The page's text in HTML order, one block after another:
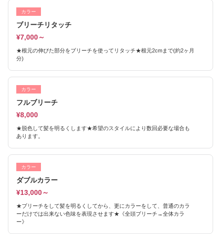
カラー
ブリーチリタッチ
¥7,000～
★根元の伸びた部分をブリーチを使ってリタッチ★根元2cmまで(約2ヶ月
分)
カラー
フルブリーチ
¥8,000
★脱色して髪を明るくします★希望のスタイルにより数回必要な場合も
あります。
カラー
ダブルカラー
¥13,000～
★ブリーチをして髪を明るくしてから、更にカラーをして、普通のカラ
ーだけでは出来ない色味を表現させます★《全頭ブリーチ→全体カラ
ー》